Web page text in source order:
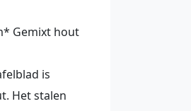
Gemixt hout
is
Het stalen